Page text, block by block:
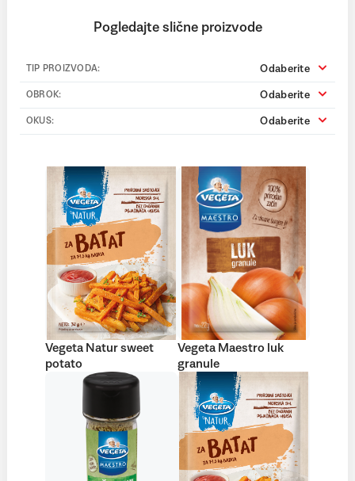
Pogledajte slične proizvode
TIP PROIZVODA: Odaberite
OBROK: Odaberite
OKUS: Odaberite
Vegeta Natur sweet
potato
Vegeta Maestro luk
granule